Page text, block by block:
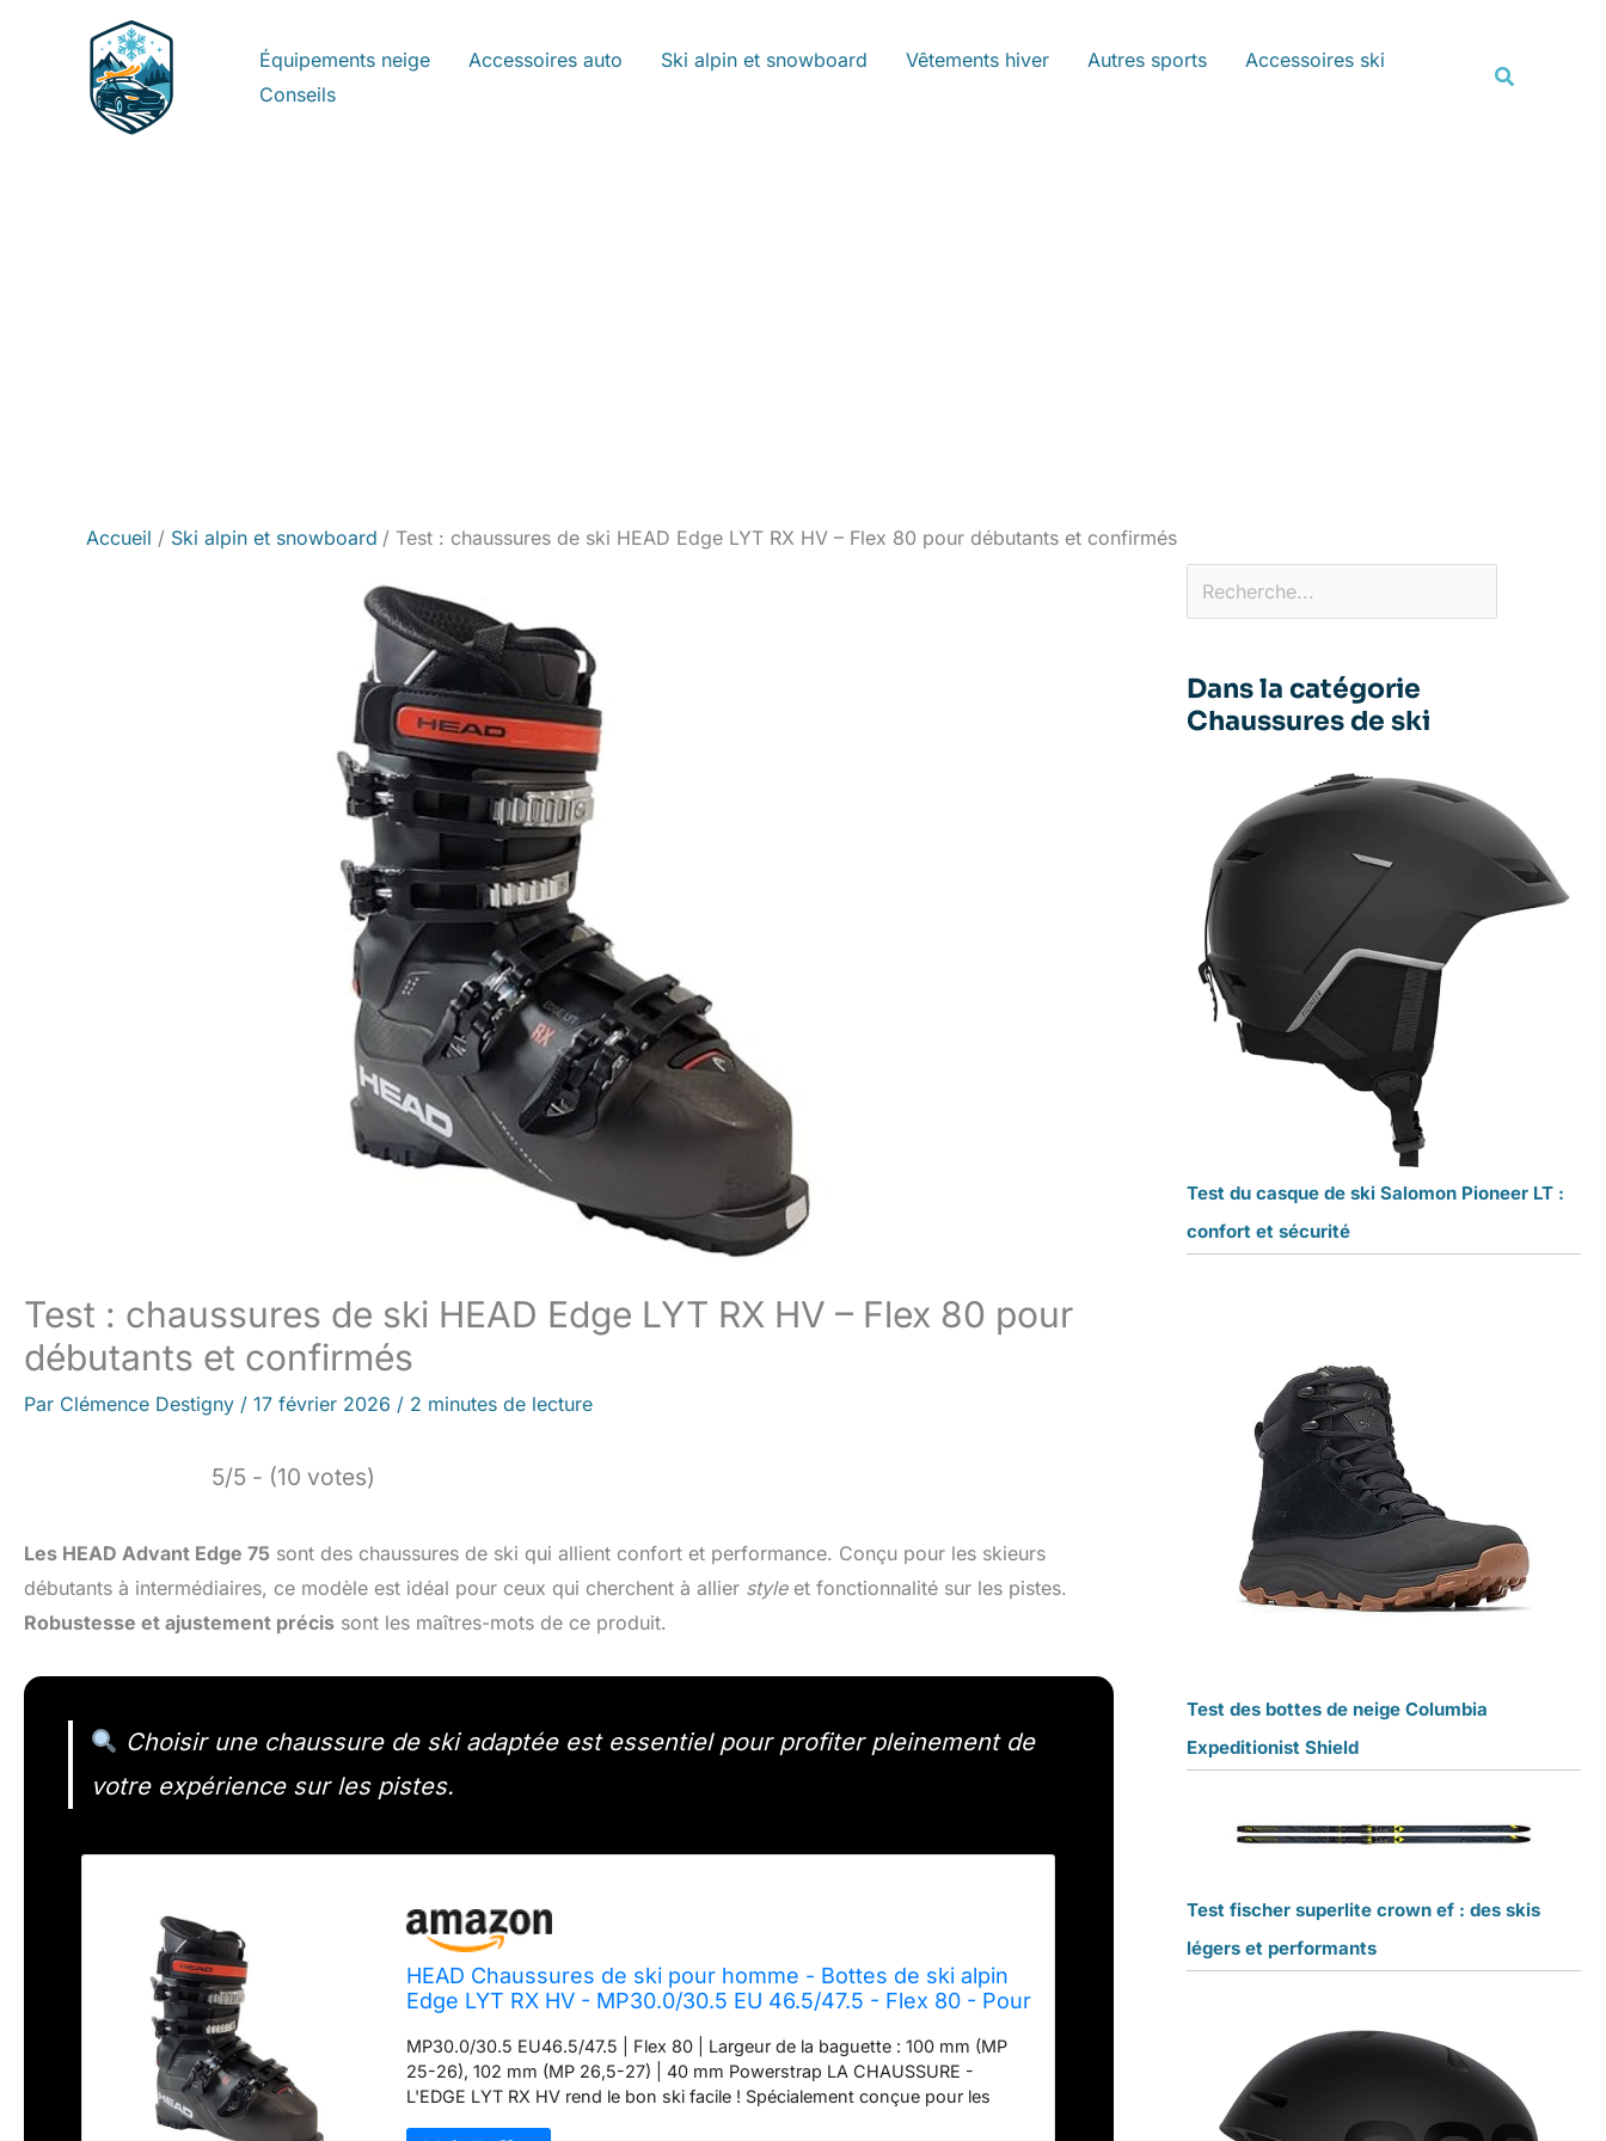
Équipements neige Accessoires auto Ski alpin et snowboard Vêtements hiver Autres sports
Accessoires ski
Conseils
Accueil Ski alpin et snowboard Test : chaussures de ski HEAD Edge LYT RX HV – Flex 80 pour débutants et confirmés
Test : chaussures de ski HEAD Edge LYT RX HV – Flex 80 pour
débutants et confirmés
Par Clémence Destigny / 17 février 2026 / 2 minutes de lecture
5/5 - (10 votes)
Les HEAD Advant Edge 75 sont des chaussures de ski qui allient confort et performance. Conçu pour les skieurs
débutants à intermédiaires, ce modèle est idéal pour ceux qui cherchent à allier styleet fonctionnalité sur les pistes.
Robustesse et ajustement précis sont les maîtres-mots de ce produit.
Choisir une chaussure de ski adaptée est essentiel pour profiter pleinement de
votre expérience sur les pistes.
HEAD Chaussures de ski pour homme - Bottes de ski alpin
Edge LYT RX HV - MP30.0/30.5 EU 46.5/47.5 - Flex 80 - Pour
MP30.0/30.5 EU46.5/47.5 | Flex 80 | Largeur de la baguette : 100 mm (MP
25-26), 102 mm (MP 26,5-27) | 40 mm Powerstrap LA CHAUSSURE -
L'EDGE LYT RX HV rend le bon ski facile ! Spécialement conçue pour les
Dans la catégorie
Chaussures de ski
Test du casque de ski Salomon Pioneer LT :
confort et sécurité
Test des bottes de neige Columbia
Expeditionist Shield
Test fischer superlite crown ef : des skis
légers et performants